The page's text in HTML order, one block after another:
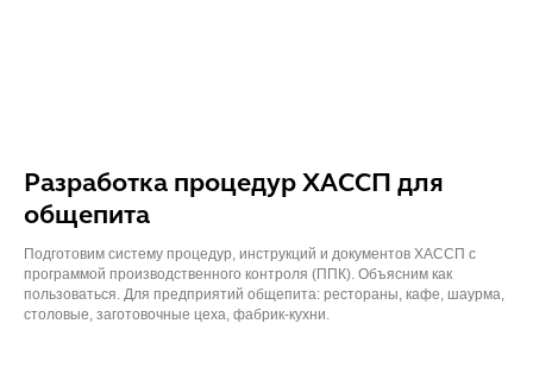
Разработка процедур ХАССП для
общепита
Подготовим систему процедур, инструкций и документов ХАССП с
программой производственного контроля (ППК). Объясним как
пользоваться. Для предприятий общепита: рестораны, кафе, шаурма,
столовые, заготовочные цеха, фабрик-кухни.